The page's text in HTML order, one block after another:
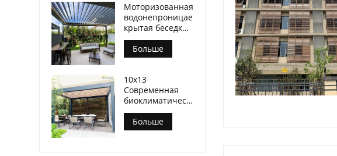
Моторизованная
водонепроницаемая
крытая беседка
с жалюзи
Современный
Больше
10x13
Современная
биоклиматическая
беседка на
открытом
воздухе на
Больше